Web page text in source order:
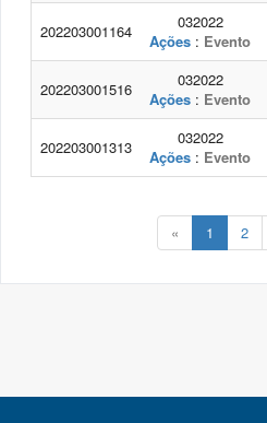
202203001164
032022
Ações : Evento
202203001516
032022
Ações : Evento
202203001313
032022
Ações : Evento
« 1 2